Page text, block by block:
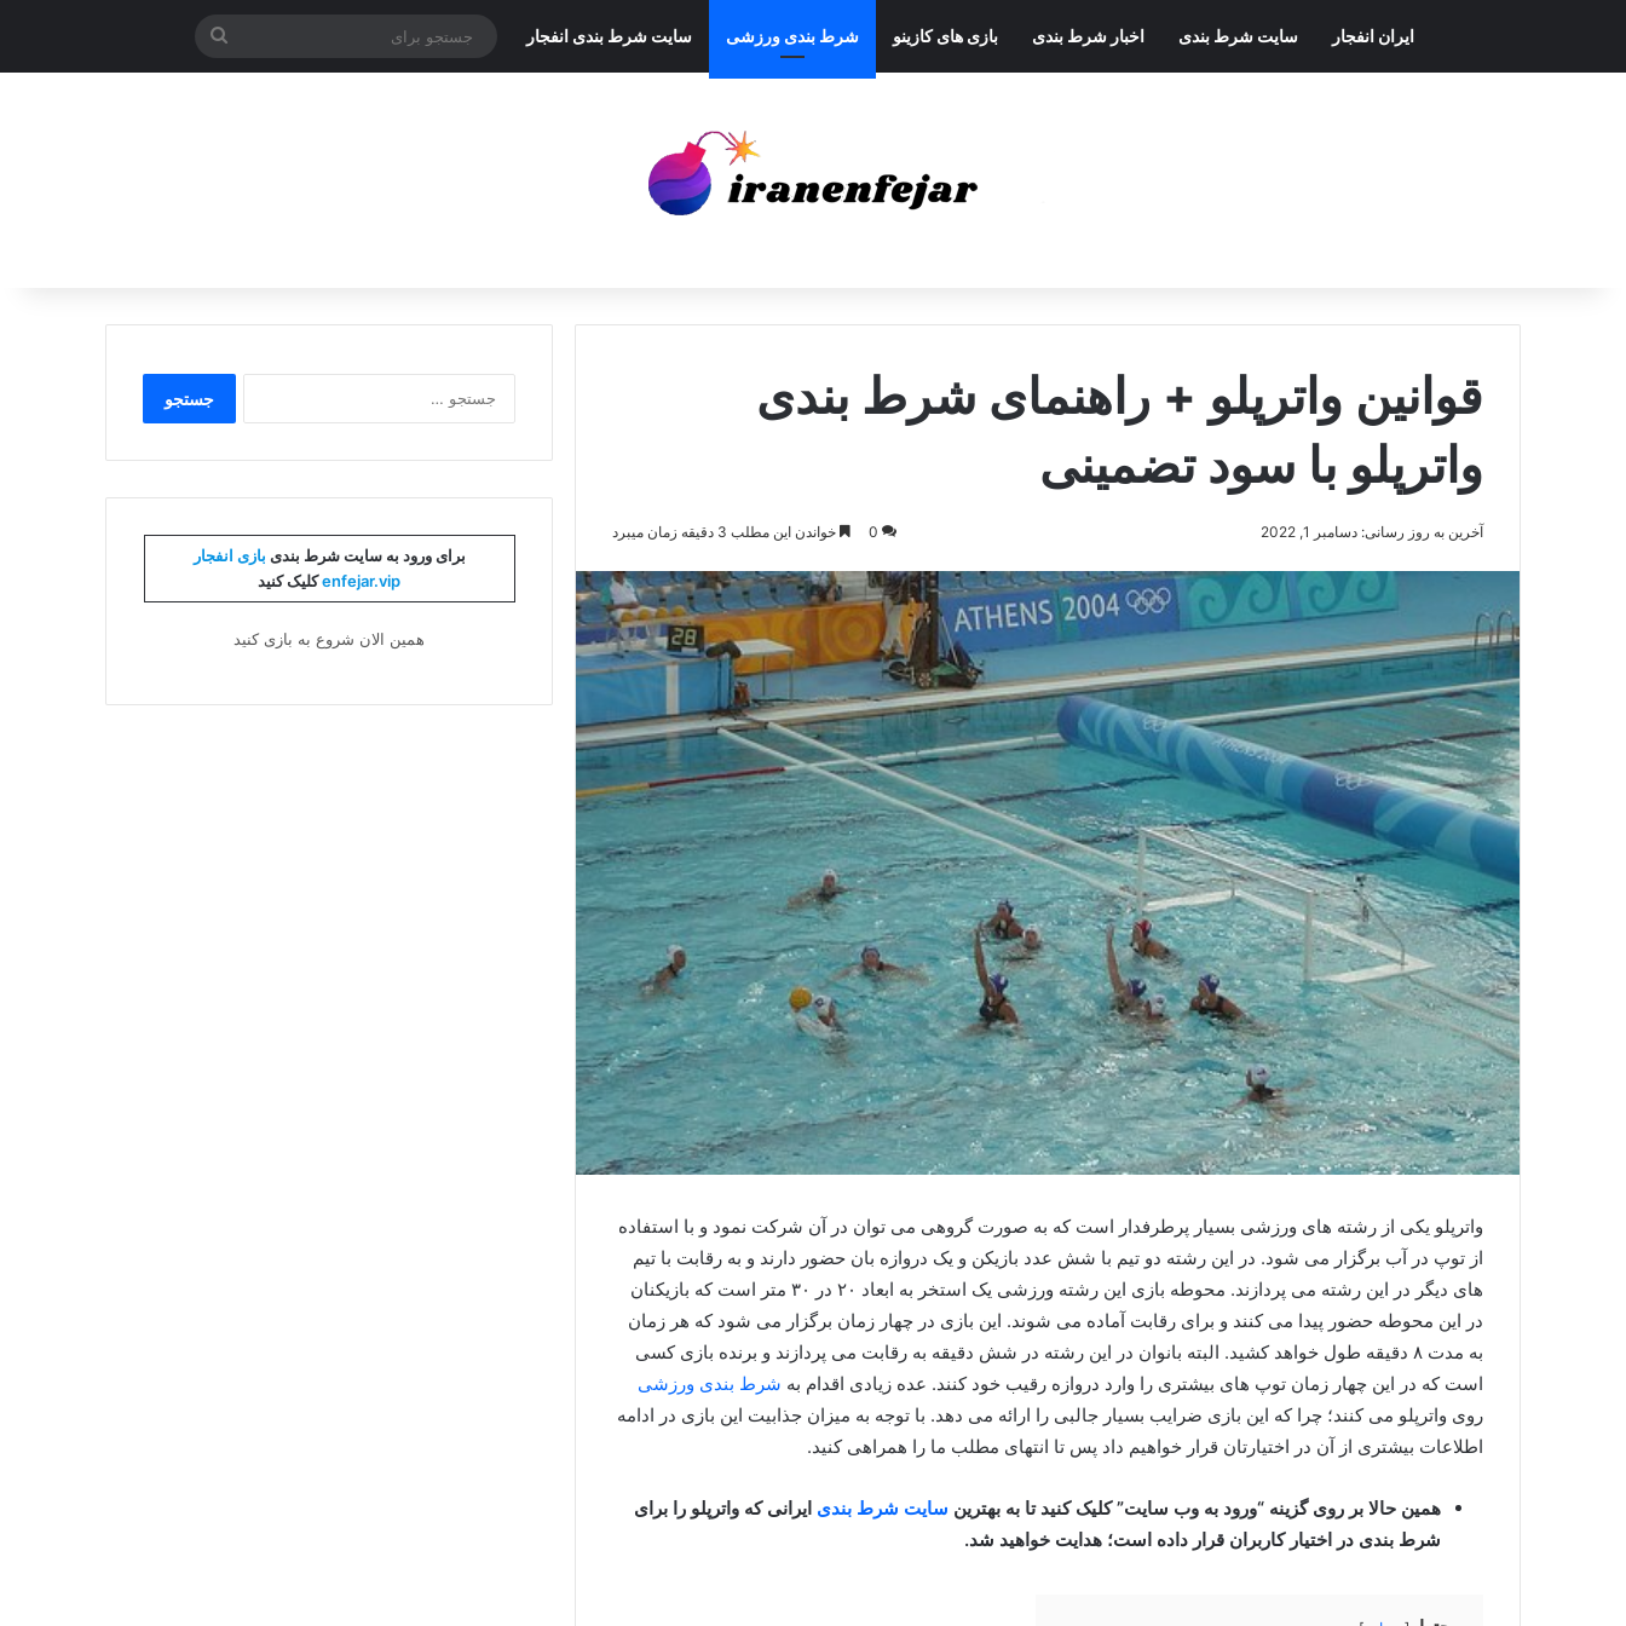
ایران انفجار سایت شرط بندی اخبار شرط بندی بازی های کازینو شرط بندی ورزشی سایت شرط بندی انفجار
جستجو
برای
قوانین واترپلو + راهنمای شرط بندی
واترپلو با سود تضمینی
آخرین به روز رسانی: دسامبر 1, 2022 0 خواندن این مطلب 3 دقیقه زمان میبرد
واترپلو یکی از رشته های ورزشی بسیار پرطرفدار است که به صورت گروهی می توان در آن شرکت نمود و با استفاده
از توپ در آب برگزار می شود. در این رشته دو تیم با شش عدد بازیکن و یک دروازه بان حضور دارند و به رقابت با تیم
های دیگر در این رشته می پردازند. محوطه بازی این رشته ورزشی یک استخر به ابعاد ۲۰ در ۳۰ متر است که بازیکنان
در این محوطه حضور پیدا می‌ کنند و برای رقابت آماده می‌ شوند. این بازی در چهار زمان برگزار می شود که هر زمان
به مدت ۸ دقیقه طول خواهد کشید. البته بانوان در این رشته در شش دقیقه به رقابت می‌ پردازند و برنده بازی کسی
است که در این چهار زمان توپ های بیشتری را وارد دروازه رقیب خود کنند. عده زیادی اقدام به شرط بندی ورزشی
روی واترپلو می کنند؛ چرا که این بازی ضرایب بسیار جالبی را ارائه می دهد. با توجه به میزان جذابیت این بازی در ادامه
اطلاعات بیشتری از آن در اختیارتان قرار خواهیم داد پس تا انتهای مطلب ما را همراهی کنید.
همین حالا بر روی گزینه “ورود به وب سایت” کلیک کنید تا به بهترین سایت شرط بندی ایرانی که واترپلو را برای
شرط بندی در اختیار کاربران قرار داده است؛ هدایت خواهید شد.
برای:
برای ورود به سایت شرط بندی بازی انفجار
enfejar.vipکلیک کنید
همین الان شروع به بازی کنید